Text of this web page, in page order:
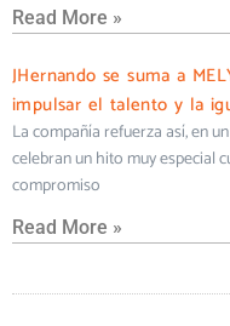
Read More »
JHernando se suma a
impulsar el talento y la
La compañía refuerza así, en
celebran un hito muy especial
compromiso
Read More »